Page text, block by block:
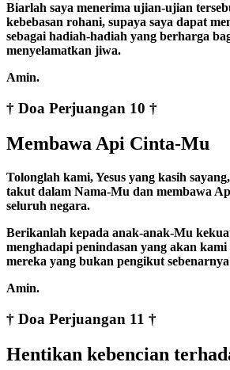
Biarlah saya menerima ujian-ujian
kebebasan rohani, supaya saya dapat
sebagai hadiah-hadiah yang berharga
menyelamatkan jiwa.
Amin.
† Doa Perjuangan 10 †
Membawa Api Cinta-Mu
Tolonglah kami, Yesus yang kasih
takut dalam Nama-Mu dan membawa
seluruh negara.
Berikanlah kepada anak-anak-Mu
menghadapi penindasan yang akan
mereka yang bukan pengikut
Amin.
† Doa Perjuangan 11 †
Hentikan kebencian